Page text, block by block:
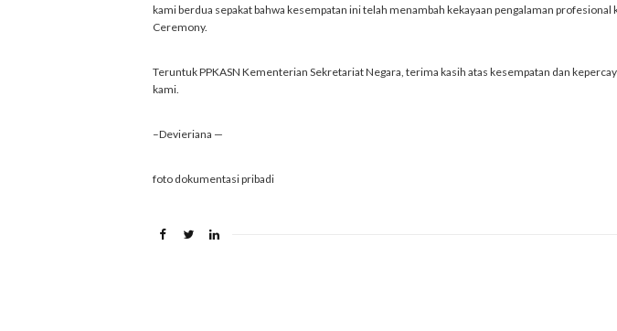
kami berdua sepakat bahwa kesempatan ini telah menambah kekayaan pengalaman profesional
Ceremony.
Teruntuk PPKASN Kementerian Sekretariat Negara, terima kasih atas kesempatan dan
kami.
–Devieriana —
foto dokumentasi pribadi